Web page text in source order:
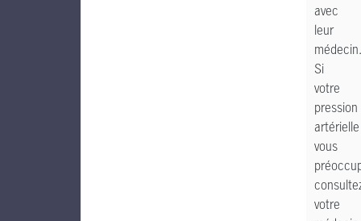
avec
leur
médecin.
Si
votre
pression
artérielle
vous
votre